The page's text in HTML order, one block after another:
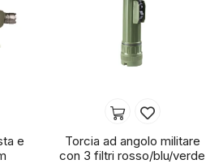
e
Torcia ad angolo militare
con 3 filtri rosso/blu/verde